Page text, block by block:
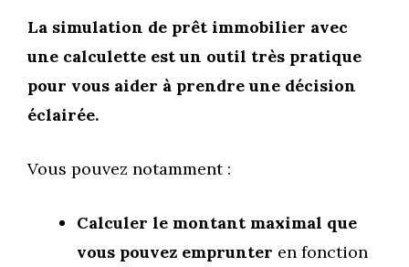
La simulation de prêt immobilier avec
une calculette est un outil très pratique
pour vous aider à prendre une décision
éclairée.
Vous pouvez notamment :
Calculer le montant maximal que
vous pouvez emprunter en fonction